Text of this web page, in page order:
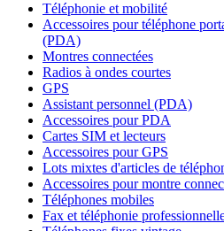
Téléphonie et mobilité
Accessoires pour téléphone
(PDA)
Montres connectées
Radios à ondes courtes
GPS
Assistant personnel (PDA)
Accessoires pour PDA
Cartes SIM et lecteurs
Accessoires pour GPS
Lots mixtes d'articles de
Accessoires pour montre
Téléphones mobiles
Fax et téléphonie